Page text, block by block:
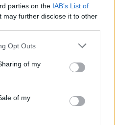
parties on the IAB’s List of
may further disclose it to other
uses one or more Google
behaviour. You may click to
and its third-party tags to
purposes in below Google
Opt Outs
of my
of my
Vergne nyerte a Formula E
A francia bajnok többek
és a zseniális
szerezhette meg Penske
a mellőle rajtoló Jean-Éric
pályán nehéz [&hellip;]